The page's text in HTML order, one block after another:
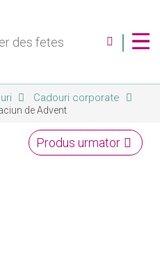
|
NoiCadouri corporate
de Advent
Produs urmator